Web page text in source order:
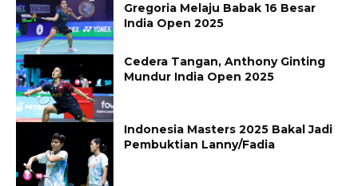
Gregoria Melaju Babak 16 Besar
India Open 2025
Cedera Tangan, Anthony Ginting
Mundur India Open 2025
Indonesia Masters 2025 Bakal Jadi
Pembuktian Lanny/Fadia